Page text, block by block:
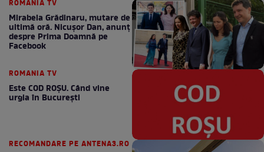
ROMANIA TV
Mirabela Grădinaru, mutare de
ultimă oră. Nicuşor Dan, anunţ
despre Prima Doamnă pe
Facebook
ROMANIA TV
Este COD ROŞU. Când vine
urgia în Bucureşti
RECOMANDARE PE ANTENA3.RO